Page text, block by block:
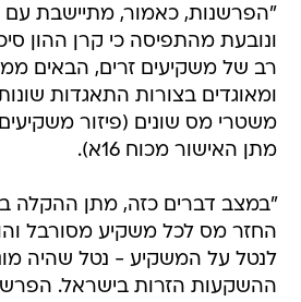
"הפרשנות, כאמור, מתיישבת
ונובעת מהתפיסה כי קרן ההון
רב של משקיעים זרים, הבאים
ומאוגדים בצורות התאגדות
משטרי מס שונים (פיזור
מתן האישור מכוח 16א).
"במצב דברים כזה, מתן ההקלה
החזר מס לכל משקיע מסורבל
לנטל על המשקיע - נטל שהיה
ההשקעות הזרות בישראל.